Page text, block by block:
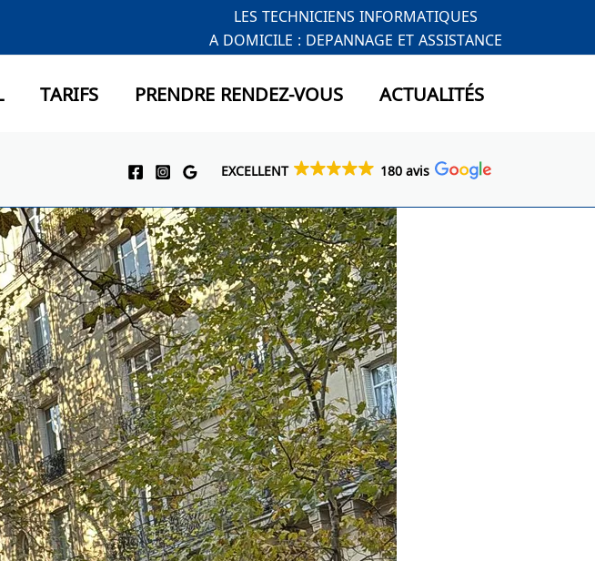
LES TECHNICIENS INFORMATIQUES
A DOMICILE : DEPANNAGE ET ASSISTANCE
TARIFS PRENDRE RENDEZ-VOUS ACTUALITÉS
EXCELLENT 180 avis